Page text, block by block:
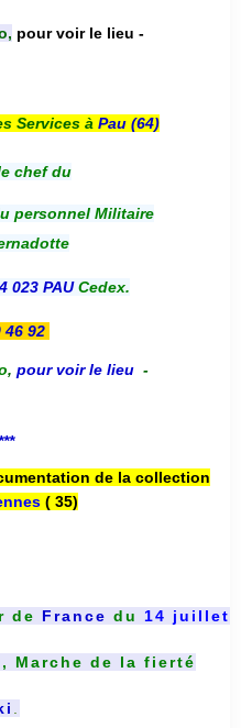
pour voir le lieu -
Services à Pau (64)
chef du
personnel Militaire
023 PAUCedex.
46 92
, pour voir le lieu -
de la collection
( 35)
de France du 14 juillet
, Marche de la fierté
.